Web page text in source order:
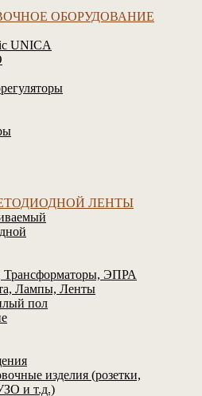
ОБОРУДОВАНИЕ
UNICA
ЛЕНТЫ
Трансформаторы, ЭПРА
Лампы, Ленты
пол
изделия (розетки,
и т.д.)